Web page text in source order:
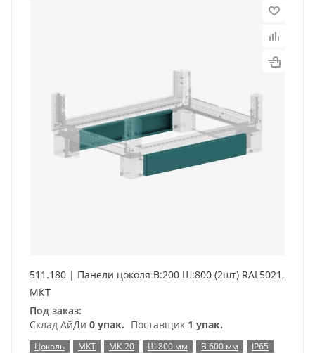
511.180 | Панели цоколя В:200 Ш:800 (2шт) RAL5021,
МКТ
Под заказ:
Склад АйДи 0 упак. Поставщик 1 упак.
Цоколь МКТ МК-20 Ш 800 мм В 600 мм IP65